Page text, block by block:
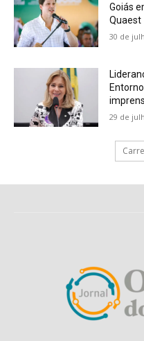
Goiás
Quaest
30 de
29 de